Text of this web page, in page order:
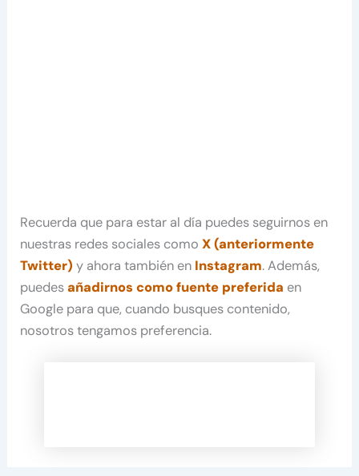
Recuerda que para estar al día puedes seguirnos en
nuestras redes sociales comoX (anteriormente
Twitter) y ahora también en Instagram. Además,
puedesañadirnos como fuente preferida en
Google para que, cuando busques contenido,
nosotros tengamos preferencia.